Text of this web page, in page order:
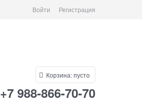
Войти Регистрация
Корзина:пусто
+7 988-866-70-70